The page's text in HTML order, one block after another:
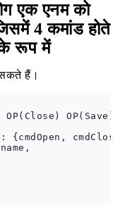
एक एनम को
4 कमांड होते
रूप में
सकते हैं।
OP(Close) OP(Save)
{cmdOpen,